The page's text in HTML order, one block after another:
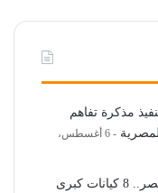
مذكرة تفاهم
6 أغسطس،
شركات التعدين العالمية العاملة في مصر.. 8 كيانات كبرى